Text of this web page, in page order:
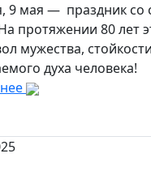
9 мая — праздник со
протяжении 80 лет
мужества,
духа человека!